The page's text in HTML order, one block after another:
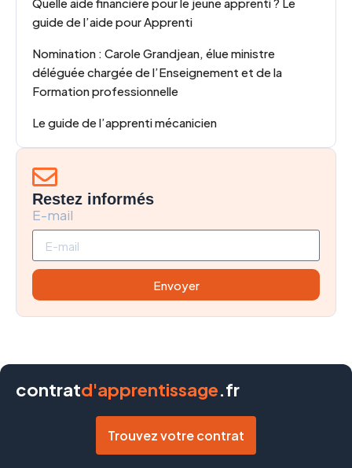
Quelle aide financière pour le jeune apprenti ? Le
guide de l’aide pour Apprenti
Nomination : Carole Grandjean, élue ministre
déléguée chargée de l’Enseignement et de la
Formation professionnelle
Le guide de l’apprenti mécanicien
Restez informés
E-mail
Envoyer
contratd'apprentissage.fr
Trouvez votre contrat